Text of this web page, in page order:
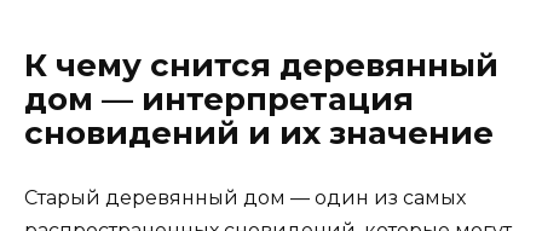
К чему снится деревянный
дом — интерпретация
сновидений и их значение
Старый деревянный дом — один из самых